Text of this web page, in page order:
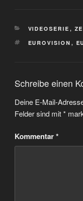
KATEGORIEN
VIDEOSERIE ,
EUROVISION ,
Schreibe einen
Deine E-Mail-
Felder sind mit*
Kommentar*